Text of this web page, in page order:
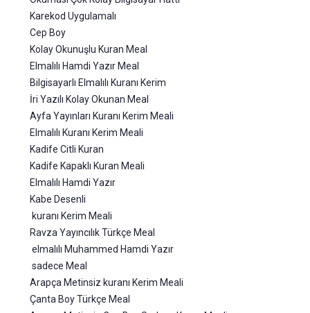
Karekod Uygulamalı
Cep Boy
Kolay Okunuşlu Kuran Meal
Elmalılı Hamdi Yazır Meal
Bilgisayarlı Elmalılı Kuranı Kerim
İri Yazılı Kolay Okunan Meal
Ayfa Yayınları Kuranı Kerim Meali
Elmalılı Kuranı Kerim Meali
Kadife Citli Kuran
Kadife Kapaklı Kuran Meali
Elmalılı Hamdi Yazır
Kabe Desenli
kuranı Kerim Meali
Ravza Yayıncılık Türkçe Meal
elmalılı Muhammed Hamdi Yazır
sadece Meal
Arapça Metinsiz kuranı Kerim Meali
Çanta Boy Türkçe Meal